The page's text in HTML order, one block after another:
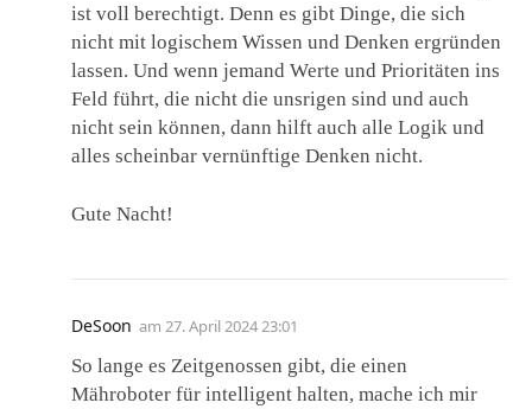
ist voll berechtigt. Denn es gibt Dinge, die sich
nicht mit logischem Wissen und Denken ergründen
lassen. Und wenn jemand Werte und Prioritäten ins
Feld führt, die nicht die unsrigen sind und auch
nicht sein können, dann hilft auch alle Logik und
alles scheinbar vernünftige Denken nicht.
Gute Nacht!
DeSoon am 27. April 2024 23:01
So lange es Zeitgenossen gibt, die einen
Mähroboter für intelligent halten, mache ich mir